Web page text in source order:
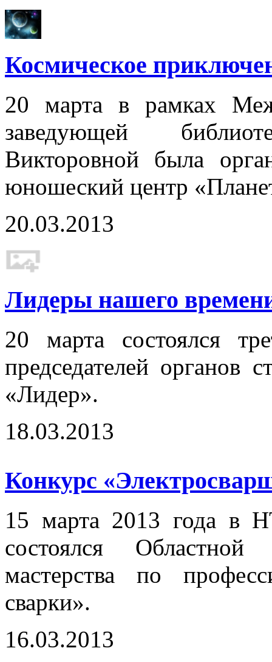
Космическое
20 марта в рамках
заведующей
Викторовной была
юношеский центр
20.03.2013
Лидеры нашего
20 марта состоялся
председателей органов
«Лидер».
18.03.2013
Конкурс
15 марта 2013 года
состоялся Областной
мастерства по
сварки».
16.03.2013